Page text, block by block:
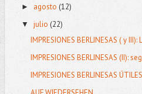
► agosto (12)
▼ julio (22)
IMPRESIONES BERLINESAS ( y III):
IMPRESIONES BERLINESAS (II):
IMPRESIONES BERLINESAS